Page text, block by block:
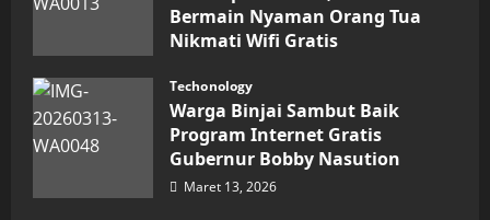
Bermain Nyaman Orang Tua
Nikmati Wifi Gratis
Techonology
Warga Binjai Sambut Baik
Program Internet Gratis
Gubernur Bobby Nasution
Maret 13, 2026